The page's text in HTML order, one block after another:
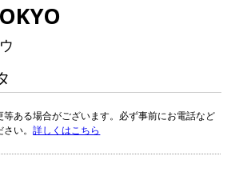
ある場合がございます。必ず事前にお電話など
さい。詳しくはこちら